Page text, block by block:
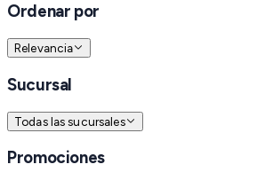
Ordenar por
Relevancia
Sucursal
Todas las sucursales
Promociones